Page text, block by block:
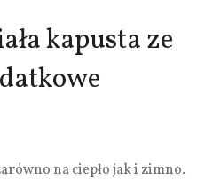
kapusta ze
na ciepło jak i zimno.